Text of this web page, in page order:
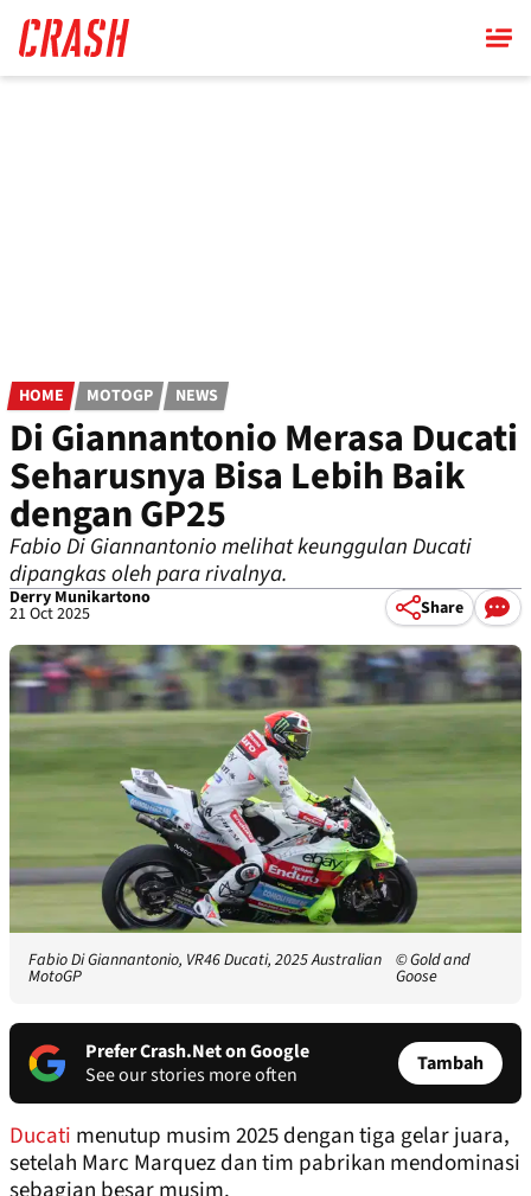
main
content
HOME MOTOGP NEWS
Di Giannantonio Merasa Ducati
Seharusnya Bisa Lebih Baik
dengan GP25
Fabio Di Giannantonio melihat keunggulan Ducati
dipangkas oleh para rivalnya.
Derry Munikartono
21 Oct 2025 Share
Fabio Di Giannantonio, VR46 Ducati, 2025 Australian
MotoGP
© Gold and
Goose
Prefer Crash.Net on Google
See our stories more often
Tambah
Ducati menutup musim 2025 dengan tiga gelar juara,
setelah Marc Marquez dan tim pabrikan mendominasi